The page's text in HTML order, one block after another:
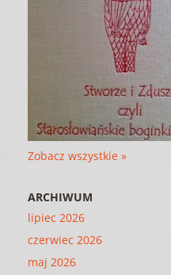
Zobacz wszystkie »
ARCHIWUM
lipiec 2026
czerwiec 2026
maj 2026